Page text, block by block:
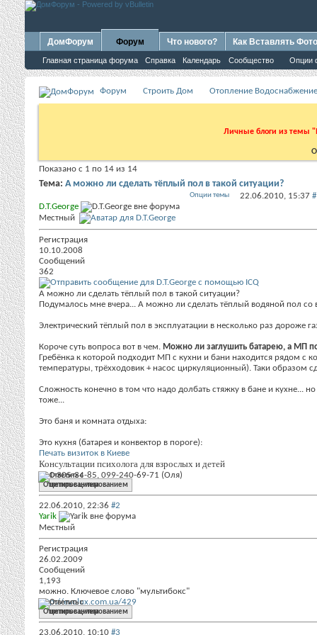
ДомФорум Форум
Главная страница форума Справка Календарь Сообщество Опции
Что нового? Как Вставлять Фото
Форум Строить Дом Отопление
Личные блоги из темы
Показано с 1 по 14 из 14
Тема: А можно ли сделать тёплый пол в такой ситуации?
Опции темы 22.06.2010, 15:37
D.T.George
Местный
Регистрация
10.10.2008
Сообщений
362
А можно ли сделать тёплый пол в такой ситуации?
Подумалось мне вчера... А можно ли сделать тёплый водяной пол со
Электрический тёплый пол в эксплуатации в несколько раз дороже
Короче суть вопроса вот в чем. Можно ли заглушить батарею, а МП
Гребёнка к которой подходит МП с кухни и бани находится рядом с
температуры, трёхходовик + насос циркуляционный). Таки образом
Сложность конечно в том что надо долбать стяжку в бане и кухне...
тоже...
Это баня и комната отдыха:
Это кухня (батарея и конвектор в пороге):
Печать визиток в Киеве
Консультации психолога для взрослых и детей
091-305-34-85, 099-240-69-71 (Оля)
Ответить с цитированием
22.06.2010, 22:36 #2
Yarik
Местный
Регистрация
26.02.2009
Сообщений
1,193
можно. Ключевое слово "мультибокс"
http://evolux.com.ua/429
Ответить с цитированием
23.06.2010, 10:10 #3